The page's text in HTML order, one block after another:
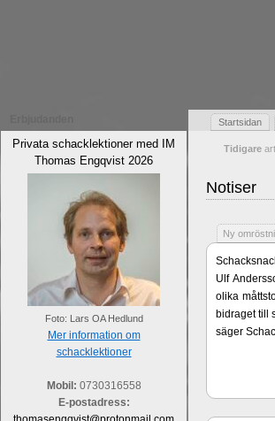
Privata schacklektioner med IM
Thomas Engqvist 2026
Foto: Lars OA Hedlund
Mer information om
schacklektioner
Mobil: 0730316558
E-postadress:
Startsidan
Tidigare
Notiser
Ny
Ulf
olika
bidraget till
säger